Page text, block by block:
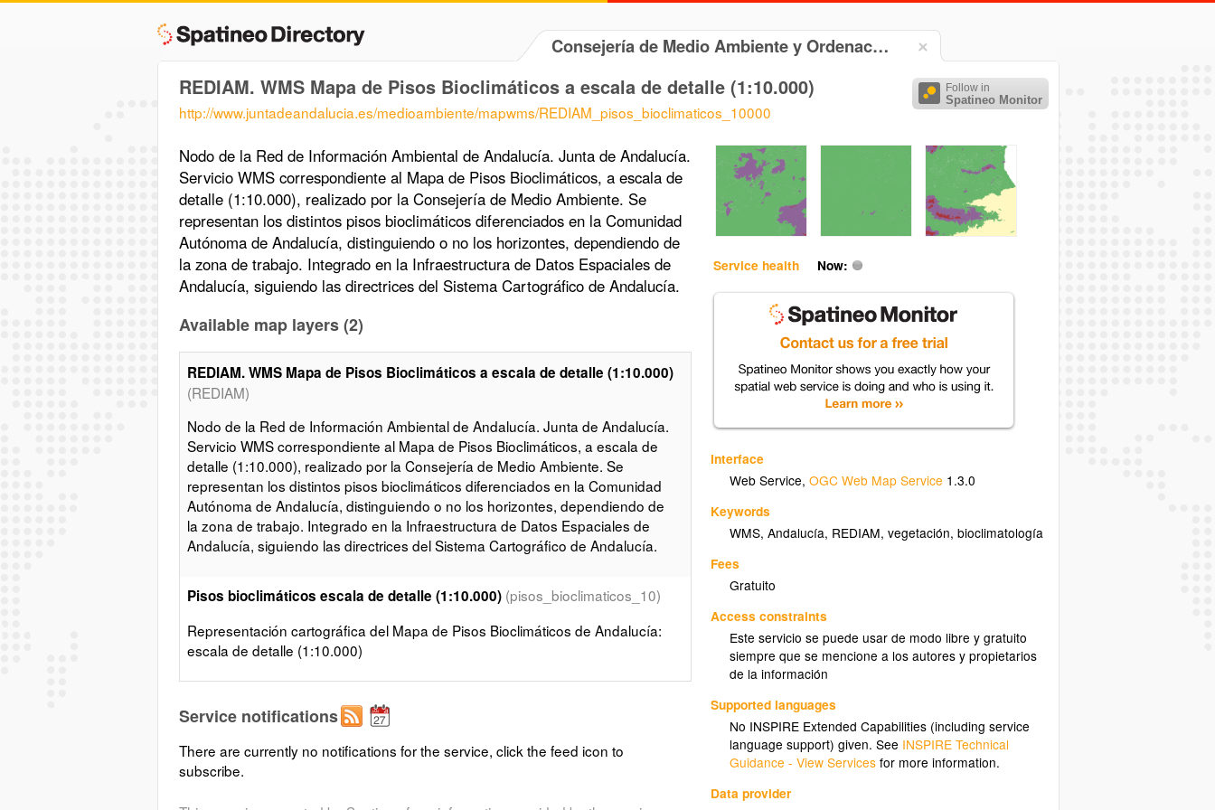
Consejería de Medio Ambiente y Ordenac…
Follow in
Spatineo Monitor
REDIAM. WMS Mapa de Pisos Bioclimáticos a escala de detalle (1:10.000)
http://www.juntadeandalucia.es/medioambiente/mapwms/REDIAM_pisos_bioclimaticos_10000
Service health Now:
Interface
Web Service,OGC Web Map Service 1.3.0
Keywords
WMS,Andalucía, REDIAM,vegetación,bioclimatología
Fees
Gratuito
Access constraints
Este servicio se puede usar de modo libre y gratuito
siempre que se mencione a los autores y propietarios
de la información
Supported languages
No INSPIRE Extended Capabilities (including service
language support) given. See INSPIRE Technical
Guidance - View Services for more information.
Data provider
Nodo de la Red de Información Ambiental de Andalucía. Junta de Andalucía.
Servicio WMS correspondiente al Mapa de Pisos Bioclimáticos, a escala de
detalle (1:10.000), realizado por la Consejería de Medio Ambiente. Se
representan los distintos pisos bioclimáticos diferenciados en la Comunidad
Autónoma de Andalucía, distinguiendo o no los horizontes, dependiendo de
la zona de trabajo. Integrado en la Infraestructura de Datos Espaciales de
Andalucía, siguiendo las directrices del Sistema Cartográfico de Andalucía.
Available map layers (2)
REDIAM. WMS Mapa de Pisos Bioclimáticos a escala de detalle (1:10.000)
(REDIAM)
Nodo de la Red de Información Ambiental de Andalucía. Junta de Andalucía.
Servicio WMS correspondiente al Mapa de Pisos Bioclimáticos, a escala de
detalle (1:10.000), realizado por la Consejería de Medio Ambiente. Se
representan los distintos pisos bioclimáticos diferenciados en la Comunidad
Autónoma de Andalucía, distinguiendo o no los horizontes, dependiendo de
la zona de trabajo. Integrado en la Infraestructura de Datos Espaciales de
Andalucía, siguiendo las directrices del Sistema Cartográfico de Andalucía.
Pisos bioclimáticos escala de detalle (1:10.000) (pisos_bioclimaticos_10)
Representación cartográfica del Mapa de Pisos Bioclimáticos de Andalucía:
escala de detalle (1:10.000)
Service notifications
There are currently no notifications for the service, click the feed icon to
subscribe.